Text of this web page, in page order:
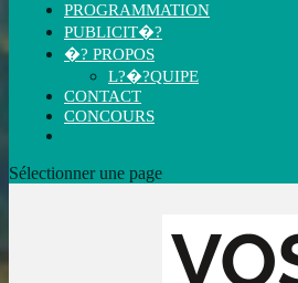
PROGRAMMATION
PUBLICIT�?
�? PROPOS
L?�?QUIPE
CONTACT
CONCOURS
Sélectionner une page